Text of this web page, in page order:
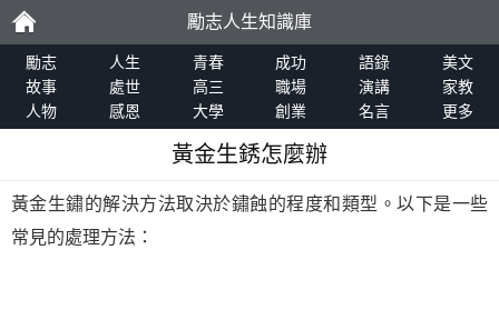
勵
志
勵志人生知識庫
勵志 人生 青春 成功 語錄
美文
故事
處世 高三 職場 演講
家教
人物
感恩 大學 創業 名言 更多
黃金生銹怎麼辦
黃金生鏽的解決方法取決於鏽蝕的程度和類型。以下是一些
常見的處理方法：